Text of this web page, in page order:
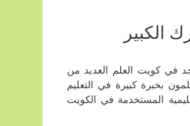
في كويت العلم العديد من
بخبرة كبيرة في التعليم
المستخدمة في الكويت